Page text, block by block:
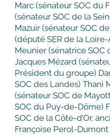
Marc (sénateur SOC du
(sénateur SOC de la
Mazuir (sénateur SOC
(député SER de la
Meunier (sénatrice
Jacques Mézard
Président du groupe)
SOC des Landes) Thani
(sénateur SOC de
SOC du Puy-de-Dôme)
SOC de la Côte-d’Or,
Françoise Perol-